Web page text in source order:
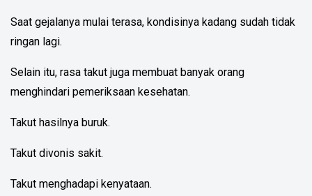
Saat gejalanya mulai terasa, kondisinya kadang sudah tidak
ringan lagi.
Selain itu, rasa takut juga membuat banyak orang
menghindari pemeriksaan kesehatan.
Takut hasilnya buruk.
Takut divonis sakit.
Takut menghadapi kenyataan.